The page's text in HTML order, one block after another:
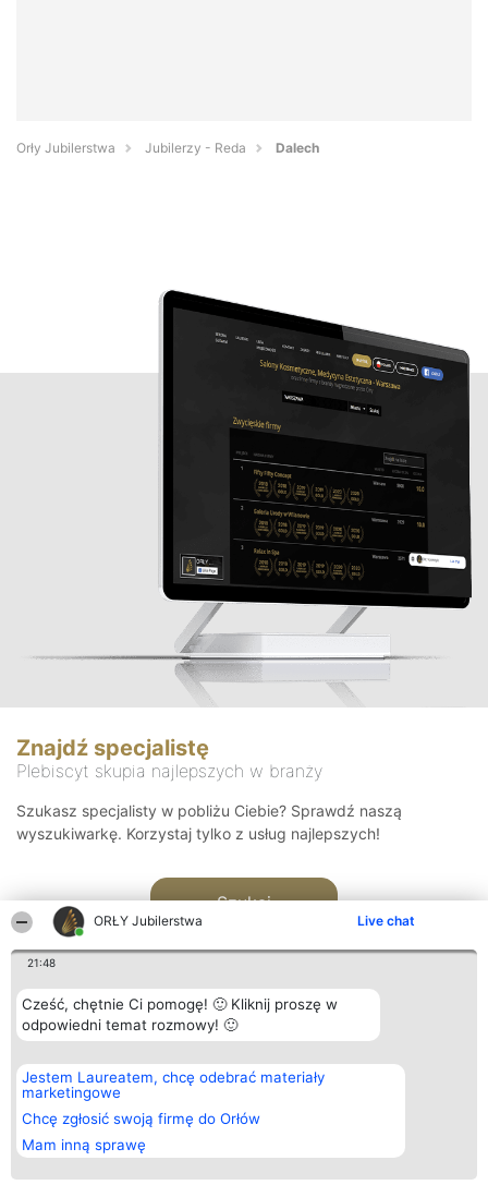
ORŁY Jubilerstwa Live chat
21:48
Cześć, chętnie Ci pomogę! 🙂 Kliknij proszę w
odpowiedni temat rozmowy! 🙂
Jestem Laureatem, chcę odebrać materiały
marketingowe
Chcę zgłosić swoją firmę do Orłów
Mam inną sprawę
Orły Jubilerstwa Jubilerzy - Reda Dalech
Znajdź specjalistę
Plebiscyt skupia najlepszych w branży
Szukasz specjalisty w pobliżu Ciebie? Sprawdź naszą
wyszukiwarkę. Korzystaj tylko z usług najlepszych!
Szukaj
Organizator plebiscytu
Bright Side Solutions sp. z o.
o. sp. k.
ul. Ruska 22
Wrocław 50-079
KRS 0000749100 | Regon
381313360 | NIP 8943132676
Plebiscyt
Laureaci
wszystkich
Laureatów
Regulamin
Kontakt
Kontakt